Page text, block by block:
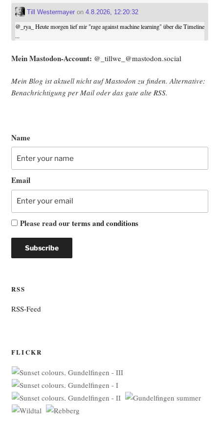
Till Westermayeron 4.8.2026, 12:20:32
@ _rya_ Heute morgen lief mir "rage against machine learning" über die Timeline
...
Mein Mast­o­don-Account: @_tillwe_@mastodon.social
Mein Blog ist aktu­ell nicht auf Mast­o­don zu fin­den. Alter­na­ti­ve:
Benach­rich­ti­gung per Mail oder das gute alte RSS.
Name
Email
Please read ourterms and conditions
RSS
RSS-Feed
FLICKR